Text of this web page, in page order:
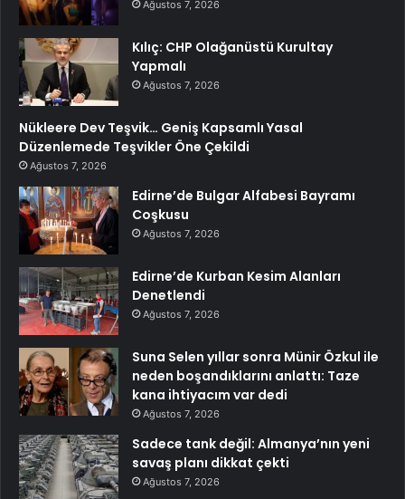
Ağustos 7, 2026
Kılıç: CHP Olağanüstü Kurultay
Yapmalı
Ağustos 7, 2026
Nükleere Dev Teşvik… Geniş Kapsamlı Yasal
Düzenlemede Teşvikler Öne Çekildi
Ağustos 7, 2026
Edirne’de Bulgar Alfabesi Bayramı
Coşkusu
Ağustos 7, 2026
Edirne’de Kurban Kesim Alanları
Denetlendi
Ağustos 7, 2026
Suna Selen yıllar sonra Münir Özkul ile
neden boşandıklarını anlattı: Taze
kana ihtiyacım var dedi
Ağustos 7, 2026
Sadece tank değil: Almanya’nın yeni
savaş planı dikkat çekti
Ağustos 7, 2026